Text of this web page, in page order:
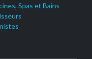
Spas et Bains